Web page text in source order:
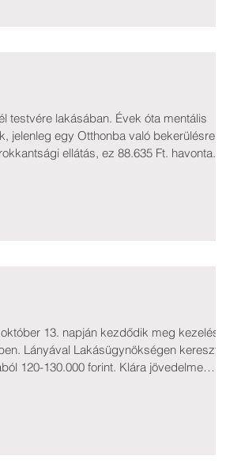
testvére lakásában. Évek óta mentális
jelenleg egy Otthonba való bekerülésre
ellátás, ez 88.635 Ft. havonta.
13. napján kezdődik meg kezelése -
Lányával Lakásügynökségen keresztül
120-130.000 forint. Klára jövedelme